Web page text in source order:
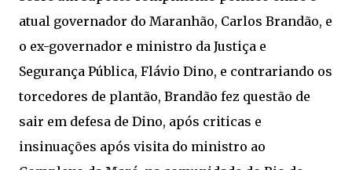
atual governador do Maranhão, Carlos Brandão, e
o ex-governador e ministro da Justiça e
Segurança Pública, Flávio Dino, e contrariando os
torcedores de plantão, Brandão fez questão de
sair em defesa de Dino, após criticas e
insinuações após visita do ministro ao